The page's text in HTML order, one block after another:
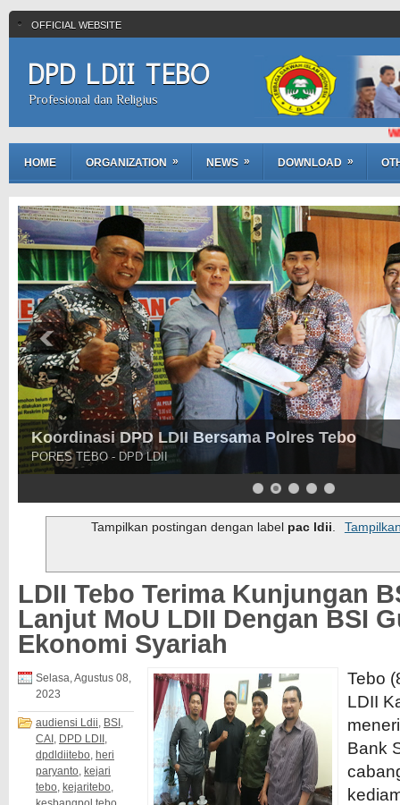
OFFICIAL WEBSITE
DPD LDII TEBO
Profesional dan Religius
WELCOME
HOME ORGANIZATION » NEWS » DOWNLOAD »
Kakan Kesbangpol Tebo Sugiarto, SP Terima
Pererat Silaturahim
Kakan Kesbangpol Bersama Ketua - Pembina DPD LDII Tebo
Tampilkan postingan dengan label pac ldii.
LDII Tebo Terima Kunjungan
Lanjut MoU LDII Dengan BSI
Ekonomi Syariah
Selasa, Agustus 08,
2023
audiensi Ldii BSI
CAI DPD LDII
dpdldiitebo heri
paryanto kejari
tebo kejaritebo
Tebo
LDII
Bank